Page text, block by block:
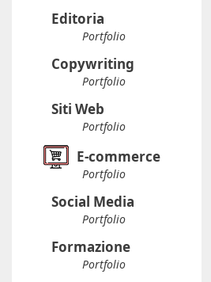
Editoria
Portfolio
Copywriting
Portfolio
Siti Web
Portfolio
E-commerce
Portfolio
Social Media
Portfolio
Formazione
Portfolio